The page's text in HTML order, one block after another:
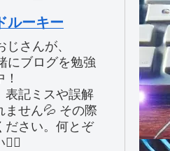
ルーキー
さんが、
にブログを勉強
表記ミスや誤解
ません💦 その際
ださい。何とぞ